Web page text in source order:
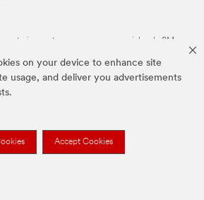
on your device to enhance site
usage, and deliver you advertisements
Accept Cookies
anteriormente son marcas comerciales de 3M.